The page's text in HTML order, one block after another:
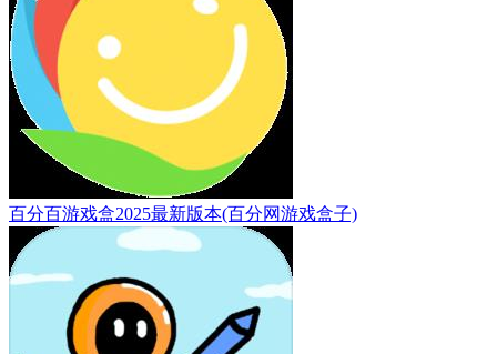
百分百游戏盒2025最新版本(百分网游戏盒子)